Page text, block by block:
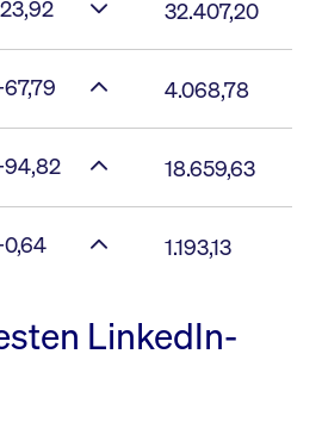
32.407,20
4.068,78
18.659,63
1.193,13
LinkedIn-